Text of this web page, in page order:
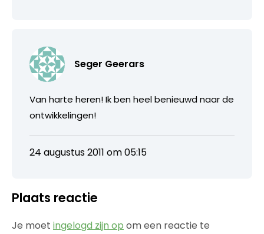
Seger Geerars
Van harte heren! Ik ben heel benieuwd naar de
ontwikkelingen!
24 augustus 2011 om 05:15
Plaats reactie
Je moet ingelogd zijn op om een reactie te